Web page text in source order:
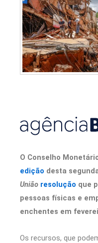
O Conselho
edição desta
União resolução que
pessoas físicas e
enchentes em
Os recursos, que